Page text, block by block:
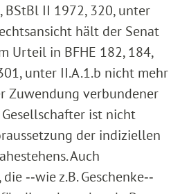
BStBl II 1972, 320, unter
hält der Senat
Urteil in BFHE 182, 184,
unter II.A.1.b nicht mehr
Zuwendung verbundener
ist nicht
der indiziellen
Auch
‑‑wie z.B. Geschenke‑‑